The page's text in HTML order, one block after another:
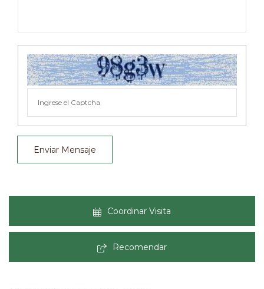
Enviar Mensaje
Coordinar Visita
Recomendar